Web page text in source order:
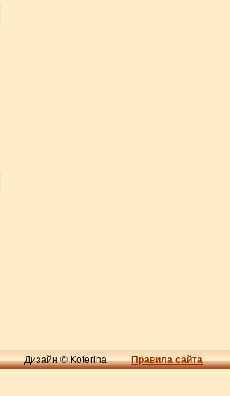
Дизайн © Koterina Правила сайта